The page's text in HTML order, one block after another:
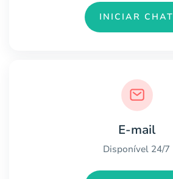
INICIAR CHAT
E-mail
Disponível 24/7